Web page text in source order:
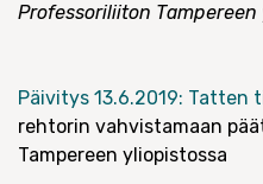
Professoriliiton
Päivitys 13.6.2019: Tatten
rehtorin vahvistamaan
Tampereen yliopistossa